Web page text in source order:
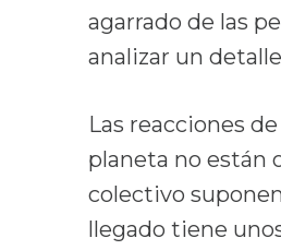
agarrado de las
analizar un
Las reacciones
planeta no están
colectivo
llegado tiene